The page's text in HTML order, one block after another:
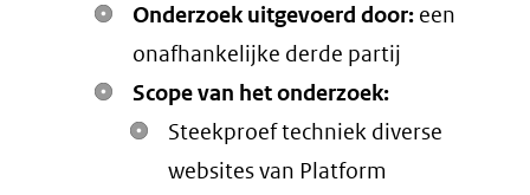
Onderzoek uitgevoerd door: een
onafhankelijke derde partij
Scope van het onderzoek:
Steekproef techniek diverse
websites van Platform